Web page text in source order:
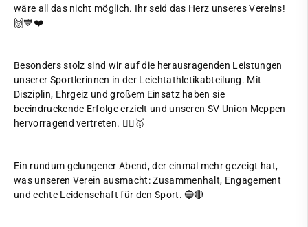
wäre all das nicht möglich. Ihr seid das Herz unseres Vereins!
🙌💙❤️
Besonders stolz sind wir auf die herausragenden Leistungen
unserer Sportlerinnen in der Leichtathletikabteilung. Mit
Disziplin, Ehrgeiz und großem Einsatz haben sie
beeindruckende Erfolge erzielt und unseren SV Union Meppen
hervorragend vertreten. 🏃‍♀️🥇
Ein rundum gelungener Abend, der einmal mehr gezeigt hat,
was unseren Verein ausmacht: Zusammenhalt, Engagement
und echte Leidenschaft für den Sport. 🔵🔴